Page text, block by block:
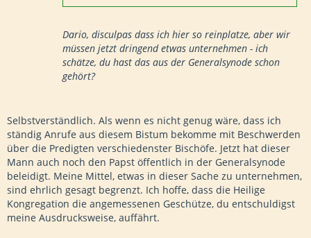
Dario, disculpas dass ich hier so reinplatze, aber wir
müssen jetzt dringend etwas unternehmen - ich
schätze, du hast das aus der Generalsynode schon
gehört?
Selbstverständlich. Als wenn es nicht genug wäre, dass ich
ständig Anrufe aus diesem Bistum bekomme mit Beschwerden
über die Predigten verschiedenster Bischöfe. Jetzt hat dieser
Mann auch noch den Papst öffentlich in der Generalsynode
beleidigt. Meine Mittel, etwas in dieser Sache zu unternehmen,
sind ehrlich gesagt begrenzt. Ich hoffe, dass die Heilige
Kongregation die angemessenen Geschütze, du entschuldigst
meine Ausdrucksweise, auffährt.